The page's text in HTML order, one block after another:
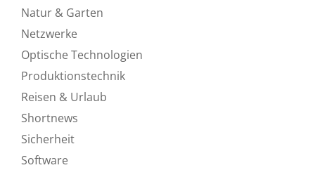
Natur & Garten
Netzwerke
Optische Technologien
Produktionstechnik
Reisen & Urlaub
Shortnews
Sicherheit
Software